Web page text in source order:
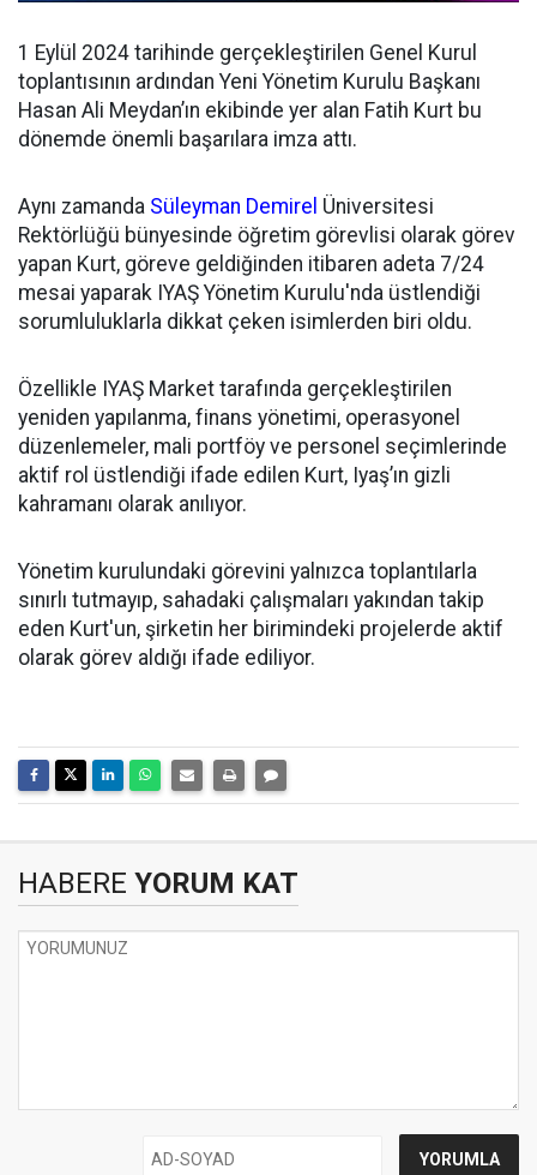
1 Eylül 2024 tarihinde gerçekleştirilen Genel Kurul
toplantısının ardından Yeni Yönetim Kurulu Başkanı
Hasan Ali Meydan’ın ekibinde yer alan Fatih Kurt bu
dönemde önemli başarılara imza attı.
Aynı zamanda Süleyman Demirel Üniversitesi
Rektörlüğü bünyesinde öğretim görevlisi olarak görev
yapan Kurt, göreve geldiğinden itibaren adeta 7/24
mesai yaparak IYAŞ Yönetim Kurulu'nda üstlendiği
sorumluluklarla dikkat çeken isimlerden biri oldu.
Özellikle IYAŞ Market tarafında gerçekleştirilen
yeniden yapılanma, finans yönetimi, operasyonel
düzenlemeler, mali portföy ve personel seçimlerinde
aktif rol üstlendiği ifade edilen Kurt, Iyaş’ın gizli
kahramanı olarak anılıyor.
Yönetim kurulundaki görevini yalnızca toplantılarla
sınırlı tutmayıp, sahadaki çalışmaları yakından takip
eden Kurt'un, şirketin her birimindeki projelerde aktif
olarak görev aldığı ifade ediliyor.
HABERE YORUM KAT